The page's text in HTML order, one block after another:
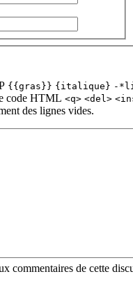
{{gras}} {italique} -
code HTML <q> <del>
des lignes vides.
commentaires de cette